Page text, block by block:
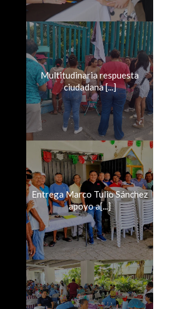
Multitudinaria respuesta
ciudadana [...]
Entrega Marco Tulio Sánchez
apoyo a[...]